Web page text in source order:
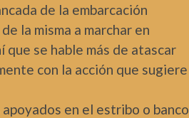
de la embarcación
la misma a marchar en
se hable más de atascar
con la acción que sugiere
en el estribo o banco